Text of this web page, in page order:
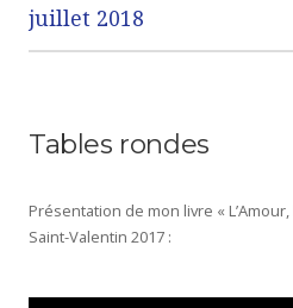
juillet 2018
Tables rondes
Présentation de mon livre «
Saint-Valentin 2017 :